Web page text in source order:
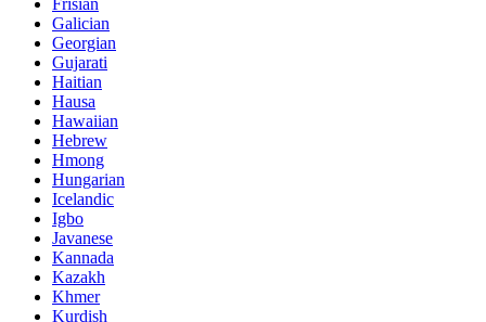
Frisian
Galician
Georgian
Gujarati
Haitian
Hausa
Hawaiian
Hebrew
Hmong
Hungarian
Icelandic
Igbo
Javanese
Kannada
Kazakh
Khmer
Kurdish